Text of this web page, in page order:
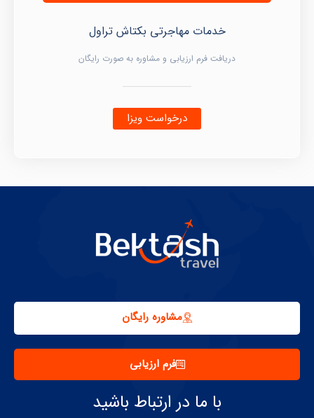
خدمات مهاجرتی بکتاش تراول
دریافت فرم ارزیابی و مشاوره به صورت رایگان
درخواست ویزا
مشاوره رایگان
فرم ارزیابی
با ما در ارتباط باشید